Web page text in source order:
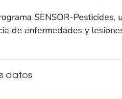
SENSOR-Pesticides,
de enfermedades y
datos